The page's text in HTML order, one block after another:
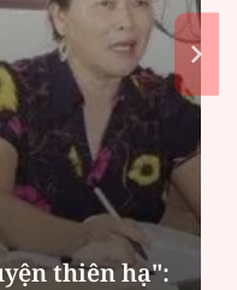
thiên hạ":